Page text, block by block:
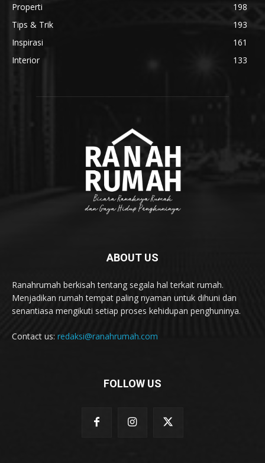
Properti
198
Tips & Trik
193
Inspirasi
161
Interior
133
ABOUT US
Ranahrumah berkisah tentang segala hal terkait rumah.
Menjadikan rumah tempat paling nyaman untuk dihuni dan
senantiasa mengikuti setiap proses kehidupan penghuninya.
Contact us: redaksi@ranahrumah.com
FOLLOW US